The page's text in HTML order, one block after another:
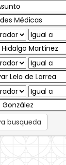
busqueda